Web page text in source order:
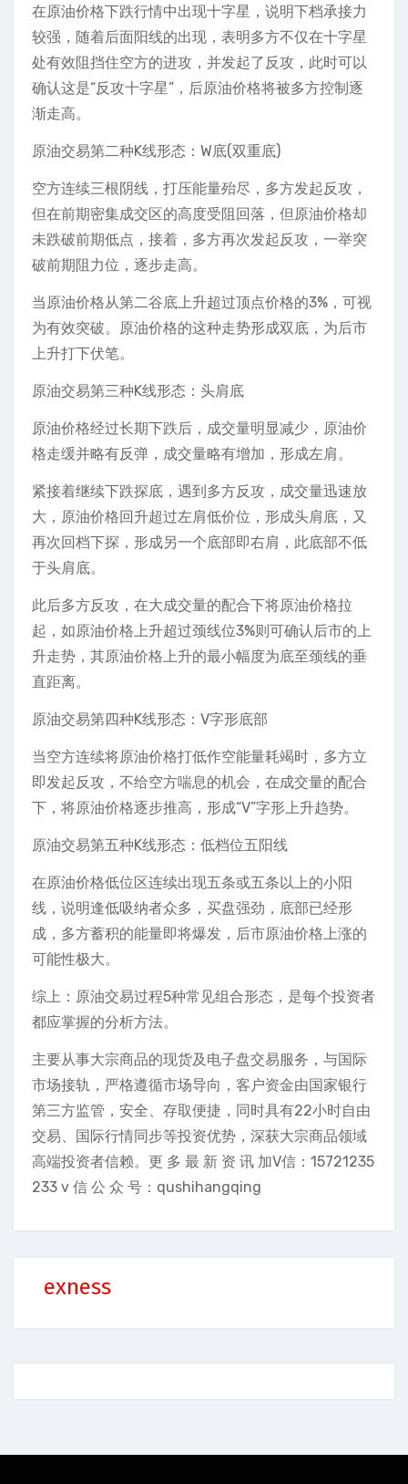
在原油价格下跌行情中出现十字星，说明下档承接力
较强，随着后面阳线的出现，表明多方不仅在十字星
处有效阻挡住空方的进攻，并发起了反攻，此时可以
确认这是“反攻十字星”，后原油价格将被多方控制逐
渐走高。
原油交易第二种K线形态：W底(双重底)
空方连续三根阴线，打压能量殆尽，多方发起反攻，
但在前期密集成交区的高度受阻回落，但原油价格却
未跌破前期低点，接着，多方再次发起反攻，一举突
破前期阻力位，逐步走高。
当原油价格从第二谷底上升超过顶点价格的3%，可视
为有效突破。原油价格的这种走势形成双底，为后市
上升打下伏笔。
原油交易第三种K线形态：头肩底
原油价格经过长期下跌后，成交量明显减少，原油价
格走缓并略有反弹，成交量略有增加，形成左肩。
紧接着继续下跌探底，遇到多方反攻，成交量迅速放
大，原油价格回升超过左肩低价位，形成头肩底，又
再次回档下探，形成另一个底部即右肩，此底部不低
于头肩底。
此后多方反攻，在大成交量的配合下将原油价格拉
起，如原油价格上升超过颈线位3%则可确认后市的上
升走势，其原油价格上升的最小幅度为底至颈线的垂
直距离。
原油交易第四种K线形态：V字形底部
当空方连续将原油价格打低作空能量耗竭时，多方立
即发起反攻，不给空方喘息的机会，在成交量的配合
下，将原油价格逐步推高，形成“V”字形上升趋势。
原油交易第五种K线形态：低档位五阳线
在原油价格低位区连续出现五条或五条以上的小阳
线，说明逢低吸纳者众多，买盘强劲，底部已经形
成，多方蓄积的能量即将爆发，后市原油价格上涨的
可能性极大。
综上：原油交易过程5种常见组合形态，是每个投资者
都应掌握的分析方法。
主要从事大宗商品的现货及电子盘交易服务，与国际
市场接轨，严格遵循市场导向，客户资金由国家银行
第三方监管，安全、存取便捷，同时具有22小时自由
交易、国际行情同步等投资优势，深获大宗商品领域
高端投资者信赖。更 多 最 新 资 讯 加V信：15721235
233 v 信 公 众 号：qushihangqing
exness